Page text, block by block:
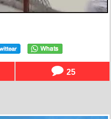
25